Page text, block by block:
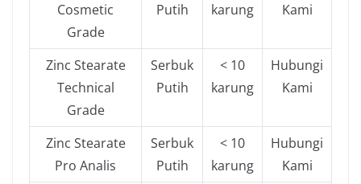
Cosmetic
Grade
Putih
karung
Kami
Zinc Stearate
Technical
Grade
Serbuk
Putih
< 10
karung
Hubungi
Kami
Zinc Stearate
Pro Analis
Serbuk
Putih
< 10
karung
Hubungi
Kami